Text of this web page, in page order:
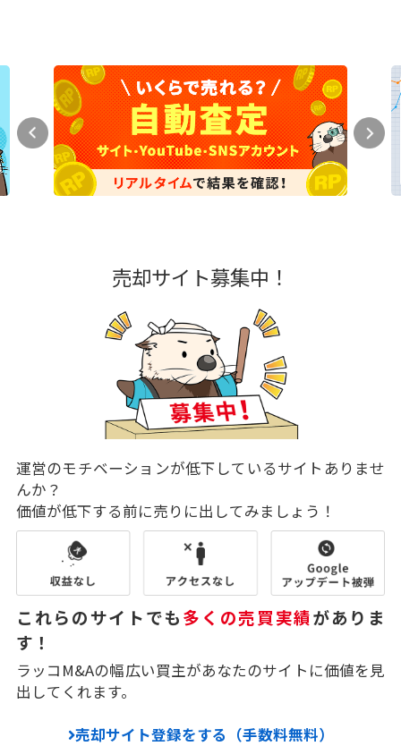
売却サイト募集中！
運営のモチベーションが低下しているサイトありませ
んか？
価値が低下する前に売りに出してみましょう！
これらのサイトでも多くの売買実績がありま
す！
ラッコM&Aの幅広い買主があなたのサイトに価値を見
出してくれます。
売却サイト登録をする（手数料無料）